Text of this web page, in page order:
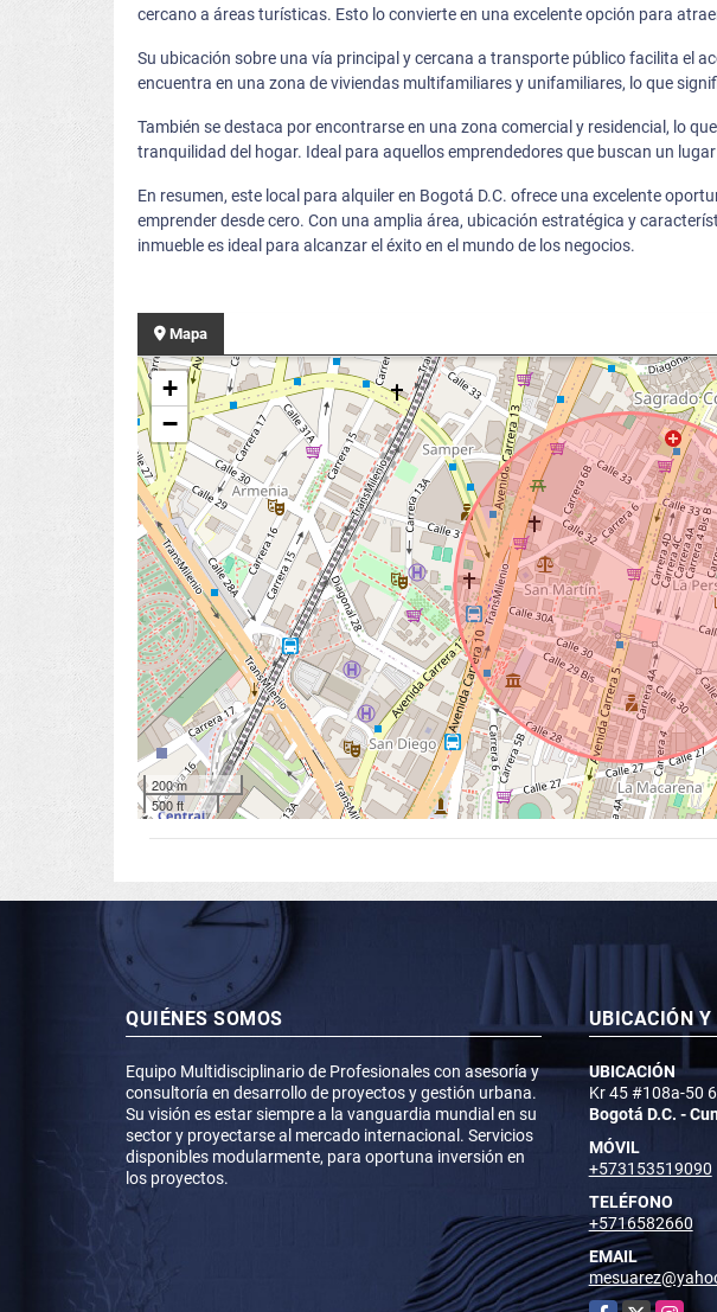
cercano a áreas turísticas. Esto lo convierte en una excelente opción para
Su ubicación sobre una vía principal y cercana a transporte público facilita el
encuentra en una zona de viviendas multifamiliares y unifamiliares, lo que
También se destaca por encontrarse en una zona comercial y residencial, lo
tranquilidad del hogar. Ideal para aquellos emprendedores que buscan un
En resumen, este local para alquiler en Bogotá D.C. ofrece una excelente
emprender desde cero. Con una amplia área, ubicación estratégica y
inmueble es ideal para alcanzar el éxito en el mundo de los negocios.
Mapa
+
−
200 m
500 ft
QUIÉNES SOMOS
Equipo Multidisciplinario de Profesionales con asesoría y
consultoría en desarrollo de proyectos y gestión urbana.
Su visión es estar siempre a la vanguardia mundial en su
sector y proyectarse al mercado internacional. Servicios
disponibles modularmente, para oportuna inversión en
los proyectos.
UBICACIÓN Y
UBICACIÓN
Kr 45 #108a-50
Bogotá D.C. -
MÓVIL
+573153519090
TELÉFONO
+5716582660
EMAIL